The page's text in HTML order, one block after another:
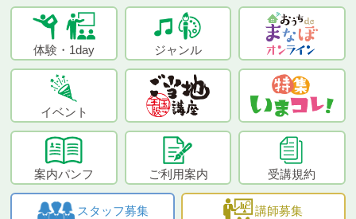
体験・1day ジャンル
イベント
案内パンフ ご利用案内 受講規約
スタッフ募集 講師募集